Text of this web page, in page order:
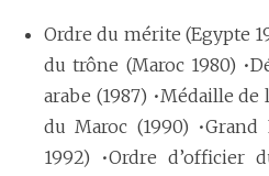
Ordre du mérite (Egypte
du trône (Maroc 1980)
arabe (1987) •Médaille de
du Maroc (1990)
1992) •Ordre d’officier